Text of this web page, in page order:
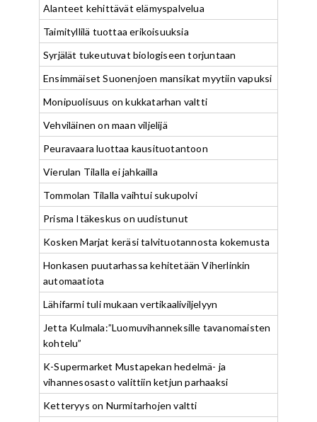
Alanteet kehittävät elämyspalvelua
Taimityllilä tuottaa erikoisuuksia
Syrjälät tukeutuvat biologiseen torjuntaan
Ensimmäiset Suonenjoen mansikat myytiin vapuksi
Monipuolisuus on kukkatarhan valtti
Vehviläinen on maan viljelijä
Peuravaara luottaa kausituotantoon
Vierulan Tilalla ei jahkailla
Tommolan Tilalla vaihtui sukupolvi
Prisma Itäkeskus on uudistunut
Kosken Marjat keräsi talvituotannosta kokemusta
Honkasen puutarhassa kehitetään Viherlinkin
automaatiota
Lähifarmi tuli mukaan vertikaaliviljelyyn
Jetta Kulmala:”Luomuvihanneksille tavanomaisten
kohtelu”
K-Supermarket Mustapekan hedelmä- ja
vihannesosasto valittiin ketjun parhaaksi
Ketteryys on Nurmitarhojen valtti